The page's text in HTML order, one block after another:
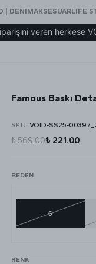
| DENIMAKSESUARLIFE
herkese VOID
Famous Baskı
SKU: VOID-SS25-
₺ 569.00₺ 221.00
BEDEN
S
RENK